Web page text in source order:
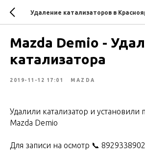
Удаление катализаторов в
Mazda Demio -
катализатора
2019-11-12 17:01 MAZDA
Удалили катализатор и установили
Mazda Demio
Для записи на осмотр 📞